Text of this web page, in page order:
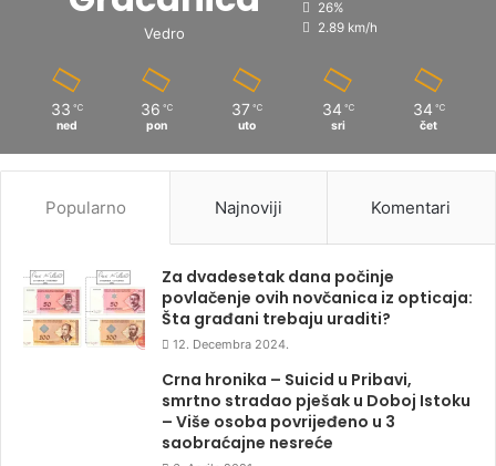
Vedro
26%
2.89 km/h
33 ℃
ned
36 ℃
pon
37 ℃
uto
34 ℃
sri
34 ℃
čet
Popularno Najnoviji Komentari
Za dvadesetak dana počinje
povlačenje ovih novčanica iz opticaja:
Šta građani trebaju uraditi?
12. Decembra 2024.
Crna hronika – Suicid u Pribavi,
smrtno stradao pješak u Doboj Istoku
– Više osoba povrijeđeno u 3
saobraćajne nesreće